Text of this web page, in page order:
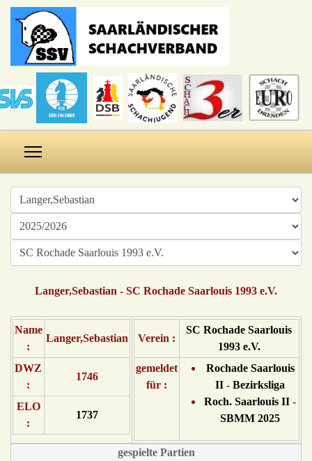
Langer,Sebastian - SC Rochade Saarlouis 1993 e.V.
Name
:
Langer,Sebastian
DWZ
:
1746
ELO
:
1737
Verein :
SC Rochade Saarlouis
1993 e.V.
gemeldet
für :
Rochade Saarlouis
II -Bezirksliga
Roch. Saarlouis II -
SBMM 2025
gespielte Partien